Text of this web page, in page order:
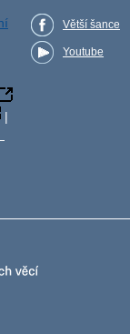
|
Větší šance
Youtube